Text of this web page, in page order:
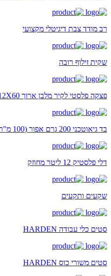
רב מודד צבת דיגיטלי מקצועי
שקית זילוף רובה
פצקה פלסטי לקיר מלבן ארוך 12X60 ס"מ
בד גיאוטכני 200 גרם אפור (100 מ"ר)
דלי פלסטיק 12 ליטר מחוזק
שקעים ותקעים
סטים כלי עבודה HARDEN
סטים משורי כוס HARDEN